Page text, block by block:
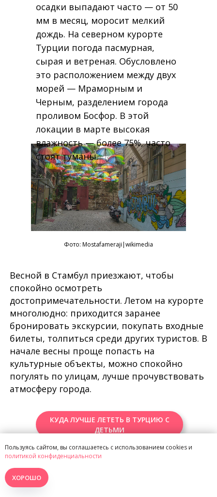
осадки выпадают часто — от 50
мм в месяц, моросит мелкий
дождь. На северном курорте
Турции погода пасмурная,
сырая и ветреная. Обусловлено
это расположением между двух
морей — Мраморным и
Черным, разделением города
проливом Босфор. В этой
локации в марте высокая
влажность — более 75%, часто
стоят туманы.
Фото: Mostafameraji|wikimedia
Весной в Стамбул приезжают, чтобы
спокойно осмотреть
достопримечательности. Летом на курорте
многолюдно: приходится заранее
бронировать экскурсии, покупать входные
билеты, толпиться среди других туристов. В
начале весны проще попасть на
культурные объекты, можно спокойно
погулять по улицам, лучше прочувствовать
атмосферу города.
КУДА ЛУЧШЕ ЛЕТЕТЬ В ТУРЦИЮ С
ДЕТЬМИ
САМЫЕ ЛУЧШИЕ ОТЕЛИ В СТАМБУЛЕ
Пользуясь сайтом, вы соглашаетесь с использованием cookies и
политикой конфиденциальности
ХОРОШО